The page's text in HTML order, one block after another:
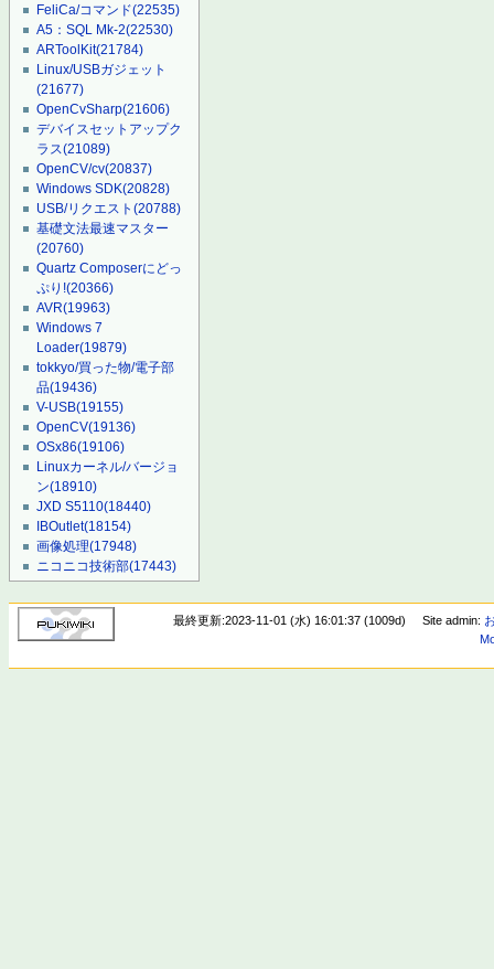
FeliCa/コマンド(22535)
A5：SQL Mk-2(22530)
ARToolKit(21784)
Linux/USBガジェット
(21677)
OpenCvSharp(21606)
デバイスセットアップク
ラス(21089)
OpenCV/cv(20837)
Windows SDK(20828)
USB/リクエスト(20788)
基礎文法最速マスター
(20760)
Quartz Composerにどっ
ぷり!(20366)
AVR(19963)
Windows 7
Loader(19879)
tokkyo/買った物/電子部
品(19436)
V-USB(19155)
OpenCV(19136)
OSx86(19106)
Linuxカーネル/バージョ
ン(18910)
JXD S5110(18440)
IBOutlet(18154)
画像処理(17948)
ニコニコ技術部(17443)
最終更新:2023-11-01 (水) 16:01:37 (1009d) Site admin: